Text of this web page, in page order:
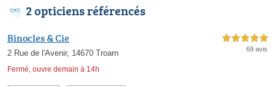
2 opticiens référencés
Binocles & Cie
2 Rue de l'Avenir, 14670 Troarn
Fermé, ouvre demain à 14h
5,0 étoiles sur 5
69 avis